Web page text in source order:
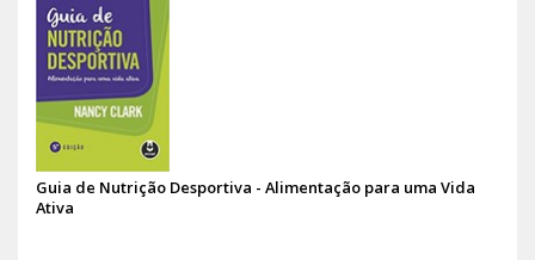
Guia de Nutrição Desportiva - Alimentação para uma Vida
Ativa